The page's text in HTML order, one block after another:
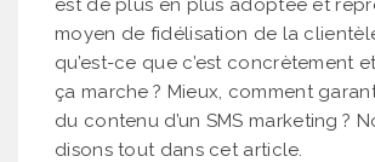
est de plus en plus adoptée et
moyen de fidélisation de la
qu’est-ce que c’est concrètement
ça marche ? Mieux, comment
du contenu d’un SMS marketing ?
disons tout dans cet article.